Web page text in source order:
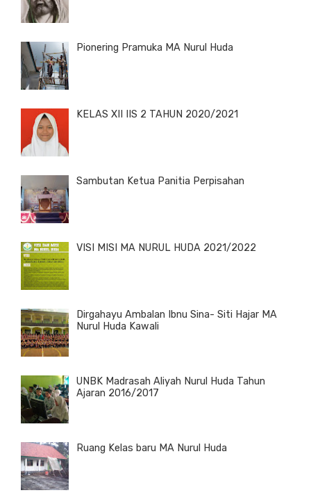
Pionering Pramuka MA Nurul Huda
KELAS XII IIS 2 TAHUN 2020/2021
Sambutan Ketua Panitia Perpisahan
VISI MISI MA NURUL HUDA 2021/2022
Dirgahayu Ambalan Ibnu Sina- Siti Hajar MA
Nurul Huda Kawali
UNBK Madrasah Aliyah Nurul Huda Tahun
Ajaran 2016/2017
Ruang Kelas baru MA Nurul Huda